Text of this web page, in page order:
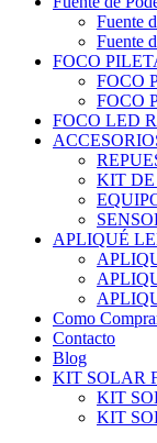
Fuente
Fuente
FOCO
FOCO
FOCO
FOCO LED
KIT DE
APLIQUÉ
Como
Contacto
Blog
KIT SOLAR
KIT
KIT